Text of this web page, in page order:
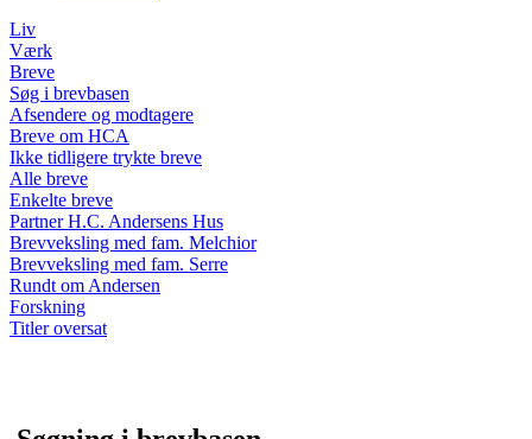
Liv
Værk
Breve
Søg i brevbasen
Afsendere og modtagere
Breve om HCA
Ikke tidligere trykte breve
Alle breve
Enkelte breve
Partner H.C. Andersens Hus
Brevveksling med fam. Melchior
Brevveksling med fam. Serre
Rundt om Andersen
Forskning
Titler oversat